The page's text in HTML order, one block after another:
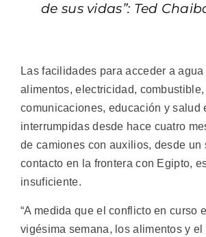
de sus vidas”: Ted
Las facilidades para acceder a agua
alimentos, electricidad, combustible,
comunicaciones, educación y salud
interrumpidas desde hace cuatro
de camiones con auxilios, desde un
contacto en la frontera con Egipto,
insuficiente.
“A medida que el conflicto en curso
vigésima semana, los alimentos y